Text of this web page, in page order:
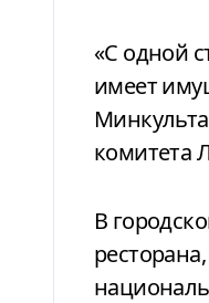
«С одной
имеет
комитета
В